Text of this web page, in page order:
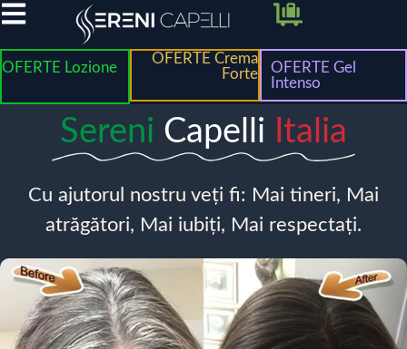
OFERTE Lozione
OFERTE Crema
Forte
OFERTE Gel
Intenso
Sereni Capelli Italia
Cu ajutorul nostru veți fi: Mai tineri, Mai
atrăgători, Mai iubiți, Mai respectați.